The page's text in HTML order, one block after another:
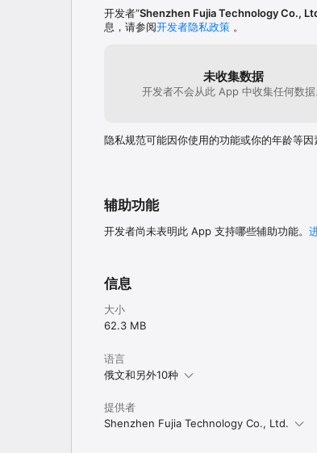
开发者“Shenzhen Fujia Technology Co.,
息，请参阅开发者隐私政策 。
未收集数据
开发者不会从此 App 中收集任何数据
隐私规范可能因你使用的功能或你的年龄等因
辅助功能
开发者尚未表明此 App 支持哪些辅助功能。
信息
大小
62.3 MB
语言
俄文和另外10种
提供者
Shenzhen Fujia Technology Co., Ltd.